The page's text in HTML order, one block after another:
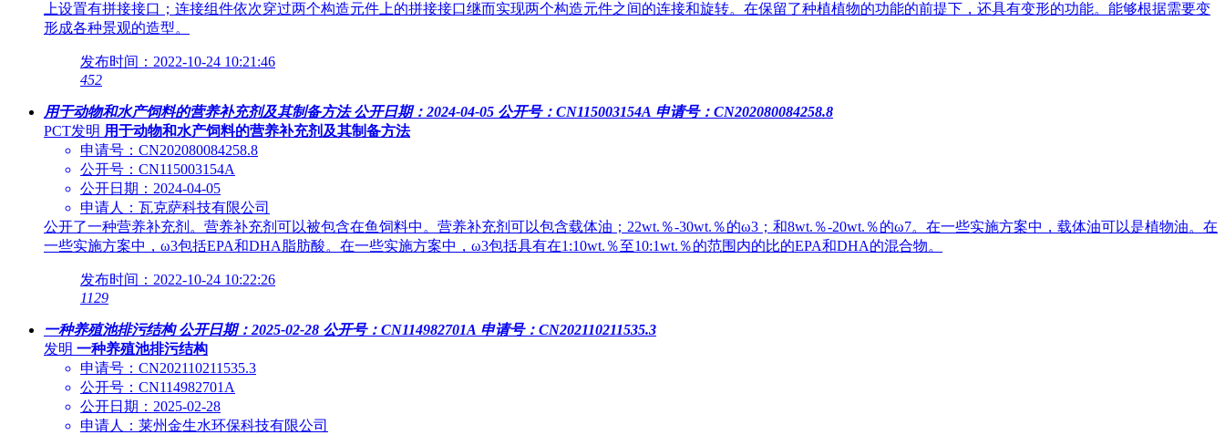
上设置有拼接接口；连接组件依次穿过两个构造元件上的拼接接口继而实现两个构造元件之间的连接和旋转。在保留了种植植物的功能的前提下，还具有变形的功能。能够根据需要变
形成各种景观的造型。
发布时间：2022-10-24 10:21:46
452
用于动物和水产饲料的营养补充剂及其制备方法 公开日期：2024-04-05 公开号：CN115003154A 申请号：CN202080084258.8
PCT发明 用于动物和水产饲料的营养补充剂及其制备方法
申请号：CN202080084258.8
公开号：CN115003154A
公开日期：2024-04-05
申请人：瓦克萨科技有限公司
公开了一种营养补充剂。营养补充剂可以被包含在鱼饲料中。营养补充剂可以包含载体油；22wt.％‑30wt.％的ω3；和8wt.％‑20wt.％的ω7。在一些实施方案中，载体油可以是植物油。在
一些实施方案中，ω3包括EPA和DHA脂肪酸。在一些实施方案中，ω3包括具有在1:10wt.％至10:1wt.％的范围内的比的EPA和DHA的混合物。
发布时间：2022-10-24 10:22:26
1129
一种养殖池排污结构 公开日期：2025-02-28 公开号：CN114982701A 申请号：CN202110211535.3
发明 一种养殖池排污结构
申请号：CN202110211535.3
公开号：CN114982701A
公开日期：2025-02-28
申请人：莱州金生水环保科技有限公司